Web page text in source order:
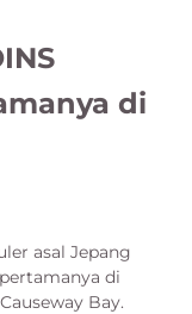
di
asal Jepang
di
Bay.